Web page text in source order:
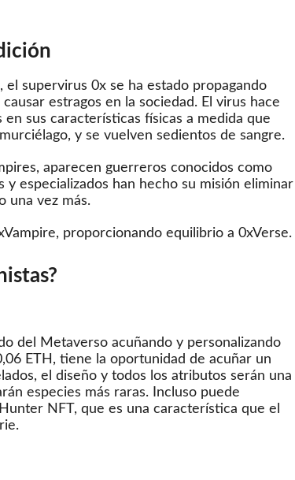
supervirus 0x se ha estado propagando
estragos en la sociedad. El virus hace
en sus características físicas a medida que
y se vuelven sedientos de sangre.
aparecen guerreros conocidos como
y especializados han hecho su misión eliminar
una vez más.
proporcionando equilibrio a 0xVerse.
del Metaverso acuñando y personalizando
ETH, tiene la oportunidad de acuñar un
el diseño y todos los atributos serán una
especies más raras.
Incluso puede
NFT, que es una característica que el